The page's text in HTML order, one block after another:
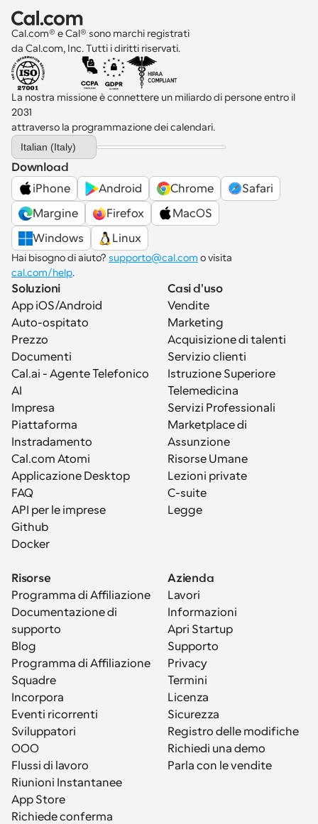
Cal.com® e Cal® sono marchi registrati
da Cal.com, Inc. Tutti i diritti riservati.
La nostra missione è connettere un miliardo di persone entro il
2031
attraverso la programmazione dei calendari.
Select Language
Italian (Italy)
Download
iPhone
Android Chrome
Safari
Margine
Firefox
MacOS
Windows
Linux
Hai bisogno di aiuto? supporto@cal.com
cal.com/help.
Soluzioni
App iOS/Android
Auto-ospitato
Prezzo
Documenti
Cal.ai - Agente Telefonico
AI
Impresa
Piattaforma
Instradamento
Cal.com Atomi
Applicazione Desktop
FAQ
API per le imprese
Github
Docker
Casi d'uso
Vendite
Marketing
Acquisizione di talenti
Servizio clienti
Istruzione Superiore
Telemedicina
Servizi Professionali
Marketplace di
Assunzione
Risorse Umane
Lezioni private
C-suite
Legge
Risorse
Programma di Affiliazione
Documentazione di
supporto
Blog
Programma di Affiliazione
Squadre
Incorpora
Eventi ricorrenti
Sviluppatori
OOO
Flussi di lavoro
Riunioni Instantanee
App Store
Richiede conferma
Azienda
Lavori
Informazioni
Apri Startup
Supporto
Privacy
Termini
Licenza
Sicurezza
Registro delle modifiche
Richiedi una demo
Parla con le vendite